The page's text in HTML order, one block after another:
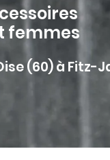
femmes
(60) à Fitz-